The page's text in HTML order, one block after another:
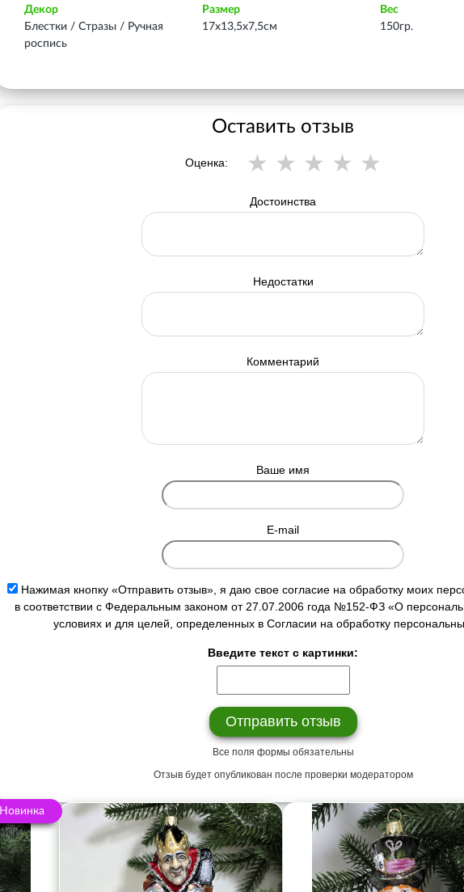
Декор
Блестки / Стразы / Ручная
роспись
Размер
17х13,5х7,5см
Вес
150гр.
Оставить отзыв
Оценка:
Достоинства
Недостатки
Комментарий
Ваше имя
E-mail
Нажимая кнопку «Отправить отзыв», я даю свое согласие на обработку моих
в соответствии с Федеральным законом от 27.07.2006 года №152-ФЗ «О
условиях и для целей, определенных в Согласии на обработку
Введите текст с картинки:
Все поля формы обязательны
Отзыв будет опубликован после проверки модератором
Новинка